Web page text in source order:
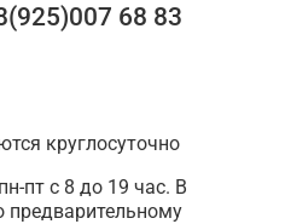
68 83
круглосуточно
пт с 8 до 19 час. В
предварительному